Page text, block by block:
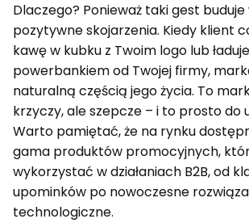
Dlaczego? Ponieważ taki gest
pozytywne skojarzenia. Kiedy klient
kawę w kubku z Twoim logo lub
powerbankiem od Twojej firmy,
naturalną częścią jego życia. To
krzyczy, ale szepcze – i to prosto do
Warto pamiętać, że na rynku
gama produktów promocyjnych,
wykorzystać w działaniach B2B, od
upominków po nowoczesne
technologiczne.